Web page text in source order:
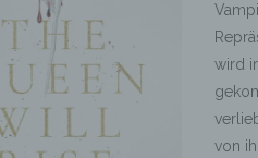
wird
von